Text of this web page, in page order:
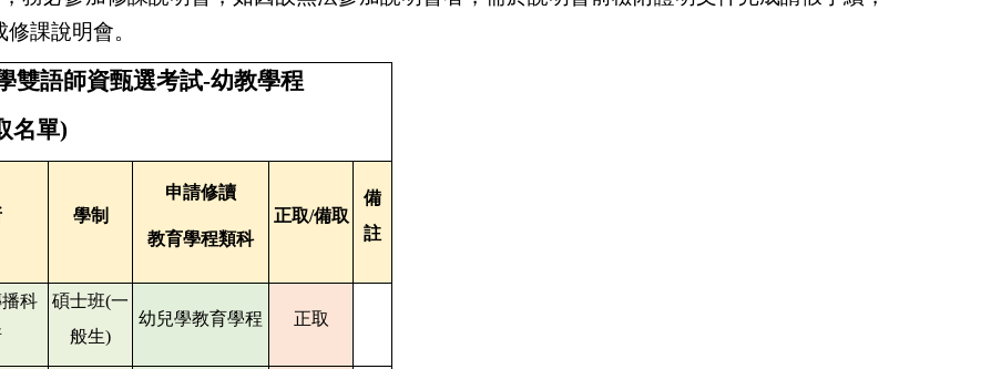
課說明會。
雙語師資甄選考試-幼教學程
名單)
學制
申請修讀
教育學程類科
正取/備取
備
註
科
碩士班(一
般生)
幼兒學教育學程 正取